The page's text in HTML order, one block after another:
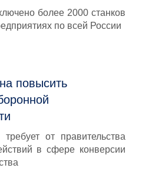
более 2000 станков
по всей России
повысить
требует от правительства
в сфере конверсии